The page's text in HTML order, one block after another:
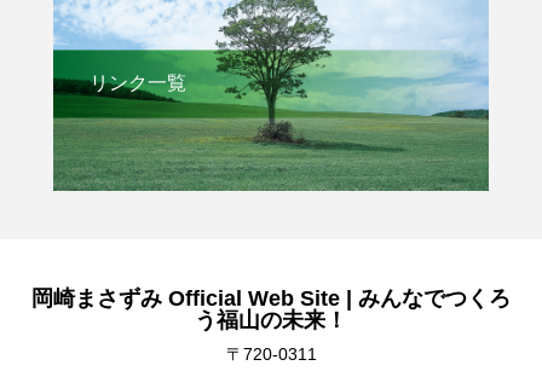
リンク一覧
岡崎まさずみ Official Web Site | みんなでつくろ
う福山の未来！
〒720-0311